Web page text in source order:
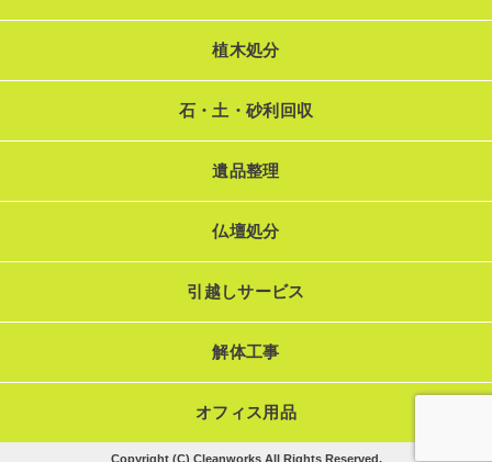
植木処分
石・土・砂利回収
遺品整理
仏壇処分
引越しサービス
解体工事
オフィス用品
Copyright (C) Cleanworks All Rights Reserved.